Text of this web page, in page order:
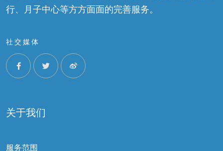
行、月子中心等方方面面的完善服务。
社交媒体
关于我们
服务范围